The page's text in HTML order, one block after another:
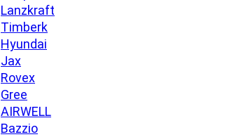
Lanzkraft
Timberk
Hyundai
Jax
Rovex
Gree
AIRWELL
Bazzio